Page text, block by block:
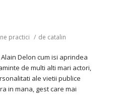
practici / de catalin
Delon cum isi aprindea
de multi alti mari actori,
ale vietii publice
in mana, gest care mai